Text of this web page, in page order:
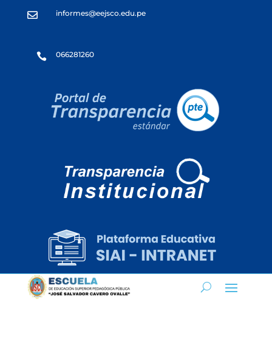
 informes@eejsco.edu.pe
 066281260